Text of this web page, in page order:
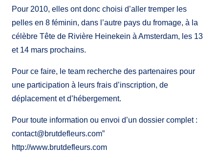
Pour 2010, elles ont donc choisi d’aller tremper les
pelles en 8 féminin, dans l’autre pays du fromage, à la
célèbre Tête de Rivière Heinekein à Amsterdam, les 13
et 14 mars prochains.
Pour ce faire, le team recherche des partenaires pour
une participation à leurs frais d’inscription, de
déplacement et d’hébergement.
Pour toute information ou envoi d’un dossier complet :
contact@brutdefleurs.com”
http://www.brutdefleurs.com